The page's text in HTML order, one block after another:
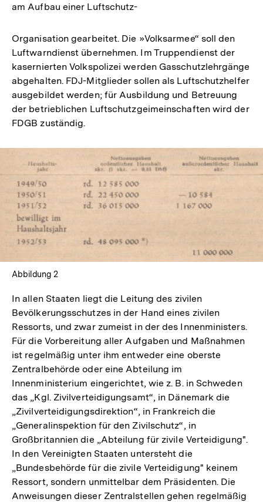
am Aufbau einer Luftschutz-
Organisation gearbeitet. Die »Volksarmee“ soll den
Luftwarndienst übernehmen. Im Truppendienst der
kasernierten Volkspolizei werden Gasschutzlehrgänge
abgehalten. FDJ-Mitglieder sollen als Luftschutzhelfer
ausgebildet werden; für Ausbildung und Betreuung
der betrieblichen Luftschutzgeimeinschaften wird der
FDGB zuständig.
In
Abbildung 2
In allen Staaten liegt die Leitung des zivilen
Bevölkerungsschutzes in der Hand eines zivilen
Ressorts, und zwar zumeist in der des Innenministers.
Für die Vorbereitung aller Aufgaben und Maßnahmen
ist regelmäßig unter ihm entweder eine oberste
Zentralbehörde oder eine Abteilung im
Innenministerium eingerichtet, wie z. B. in Schweden
das „Kgl. Zivilverteidigungsamt“, in Dänemark die
„Zivilverteidigungsdirektion“, in Frankreich die
„Generalinspektion für den Zivilschutz“, in
Großbritannien die „Abteilung für zivile Verteidigung".
In den Vereinigten Staaten untersteht die
„Bundesbehörde für die zivile Verteidigung" keinem
Ressort, sondern unmittelbar dem Präsidenten. Die
Anweisungen dieser Zentralstellen gehen regelmäßig